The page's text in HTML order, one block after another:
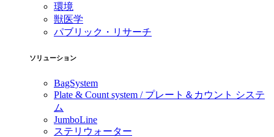
環境
獣医学
パブリック・リサーチ
ソリューション
BagSystem
Plate & Count system / プレート＆カウント システ
ム
JumboLine
ステリウォーター